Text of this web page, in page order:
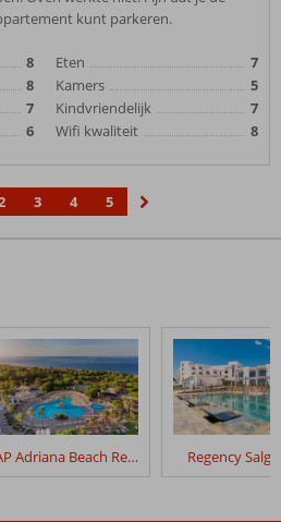
kunt parkeren.
8
8
7
6
Eten
7
Kamers
5
Kindvriendelijk
7
Wifi kwaliteit
8
3 4
5
AP Adriana Beach Resort Regency